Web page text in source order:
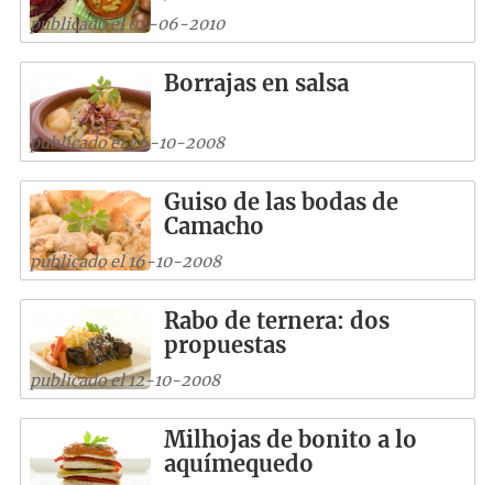
publicado el 02-06-2010
Borrajas en salsa
publicado el 26-10-2008
Guiso de las bodas de
Camacho
publicado el 16-10-2008
Rabo de ternera: dos
propuestas
publicado el 12-10-2008
Milhojas de bonito a lo
aquímequedo